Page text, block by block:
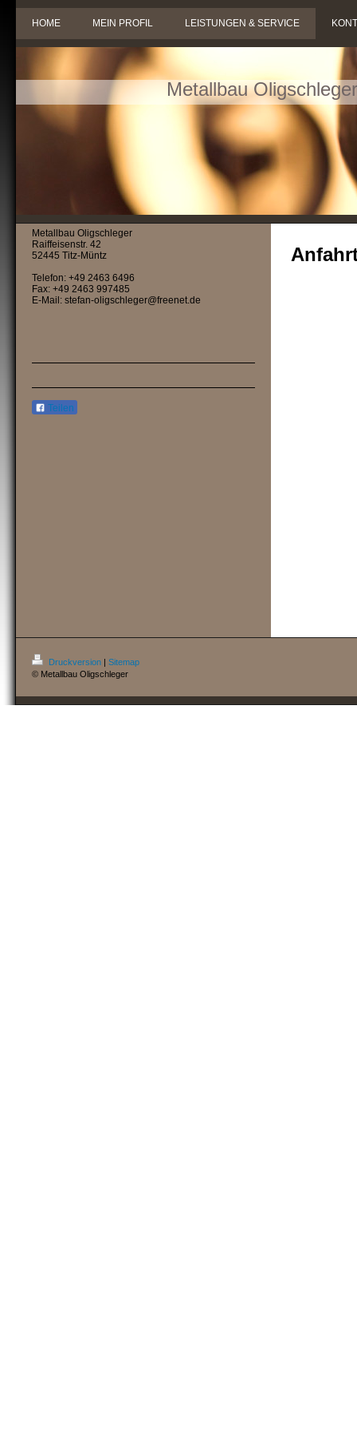
HOME MEIN PROFIL LEISTUNGEN & SERVICE
Metallbau
Metallbau Oligschleger
Raiffeisenstr. 42
52445 Titz-Müntz
Telefon: +49 2463 6496
Fax: +49 2463 997485
E-Mail: stefan-oligschleger@freenet.de
Teilen
Druckversion | Sitemap
© Metallbau Oligschleger